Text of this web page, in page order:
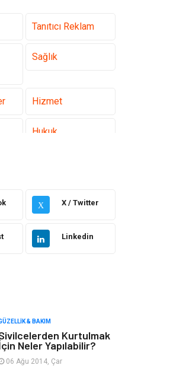
Tanıtıcı Reklam
Sağlık
Hizmet
Hukuk
Gıda
Organizasyon
X X / Twitter
Linkedin
& BAKIM
Kurtulmak
Neler Yapılabilir?
06 Ağu 2014, Çar